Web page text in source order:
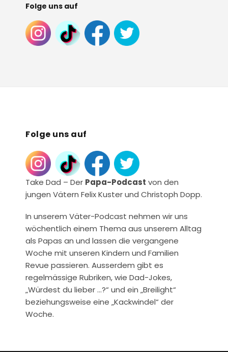
Folge uns auf
Folge uns auf
Take Dad – Der Papa-Podcast von den
jungen Vätern Felix Kuster und Christoph Dopp.
In unserem Väter-Podcast nehmen wir uns
wöchentlich einem Thema aus unserem Alltag
als Papas an und lassen die vergangene
Woche mit unseren Kindern und Familien
Revue passieren. Ausserdem gibt es
regelmässige Rubriken, wie Dad-Jokes,
„Würdest du lieber …?“ und ein „Breilight“
beziehungsweise eine „Kackwindel“ der
Woche.